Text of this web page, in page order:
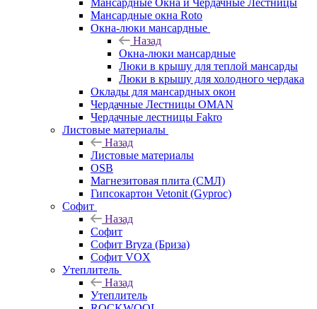
Мансардные Окна и Чердачные Лестницы
Мансардные окна Roto
Окна-люки мансардные
Назад
Окна-люки мансардные
Люки в крышу для теплой мансарды
Люки в крышу для холодного чердака
Оклады для мансардных окон
Чердачные Лестницы OMAN
Чердачные лестницы Fakro
Листовые материалы
Назад
Листовые материалы
OSB
Магнезитовая плита (СМЛ)
Гипсокартон Vetonit (Gyproc)
Софит
Назад
Софит
Софит Bryza (Бриза)
Софит VOX
Утеплитель
Назад
Утеплитель